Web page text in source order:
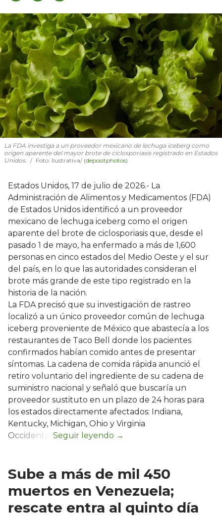
La FDA investiga a un proveedor mexicano de lechuga iceberg como
origen aparente del mayor brote de ciclosporiasis registrado en Estados
Unidos.
Foto: Ilustrativa/ (depositphotos)
Estados Unidos, 17 de julio de 2026.- La
Administración de Alimentos y Medicamentos (FDA)
de Estados Unidos identificó a un proveedor
mexicano de lechuga iceberg como el origen
aparente del brote de ciclosporiasis que, desde el
pasado 1 de mayo, ha enfermado a más de 1,600
personas en cinco estados del Medio Oeste y el sur
del país, en lo que las autoridades consideran el
brote más grande de este tipo registrado en la
historia de la nación.
La FDA precisó que su investigación de rastreo
localizó a un único proveedor común de lechuga
iceberg proveniente de México que abastecía a los
restaurantes de Taco Bell donde los pacientes
confirmados habían comido antes de presentar
síntomas. La cadena de comida rápida anunció el
retiro voluntario del ingrediente de su cadena de
suministro nacional y señaló que buscaría un
proveedor sustituto en un plazo de 24 horas para
los estados directamente afectados: Indiana,
Kentucky, Michigan, Ohio y Virginia
Occidental.
Sube a más de mil 450
muertos en Venezuela;
rescate entra al quinto día